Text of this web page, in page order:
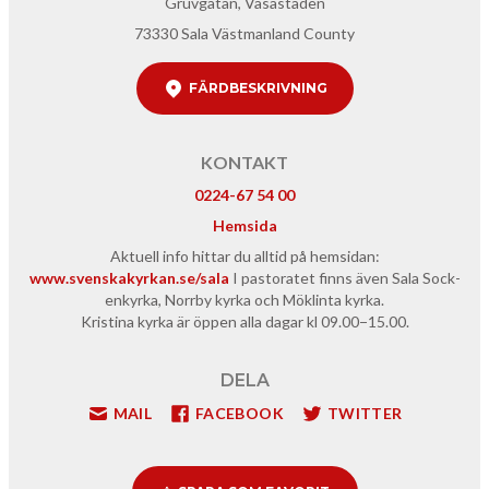
73330 Sala Västmanland County
FÄRDBESKRIVNING
KONTAKT
0224-67 54 00
Hemsida
Aktuell info hit­tar du alltid på hem­si­dan:
www​.sven​skakyrkan​.se/sala I pas­toratet finns även Sala Sock­
enkyr­ka, Nor­r­by kyr­ka och Mök­lin­ta kyrka.
Kristi­na kyr­ka är öppen alla dagar kl 09.00−15.00.
DELA
MAIL FACEBOOK TWITTER